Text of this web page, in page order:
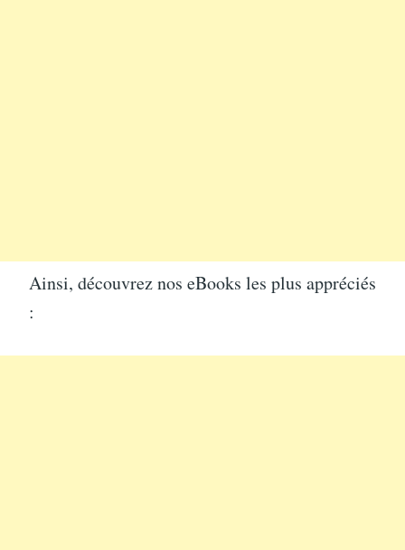
Ainsi, découvrez nos eBooks les plus appréciés
: